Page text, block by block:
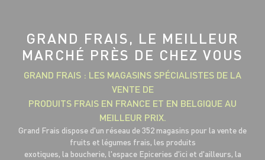
GRAND FRAIS, LE MEILLEUR
MARCHÉ PRÈS DE CHEZ VOUS
GRAND FRAIS : LES MAGASINS SPÉCIALISTES DE LA
VENTE DE
PRODUITS FRAIS EN FRANCE ET EN BELGIQUE AU
MEILLEUR PRIX.
Grand Frais dispose d'un réseau de 352 magasins pour la vente de
fruits et légumes frais, les produits
exotiques, la boucherie, l'espace Epiceries d'ici et d'ailleurs, la